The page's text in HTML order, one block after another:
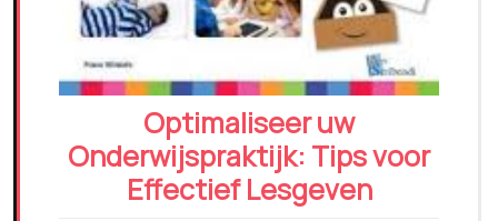
Optimaliseer uw
Onderwijspraktijk: Tips voor
Effectief Lesgeven